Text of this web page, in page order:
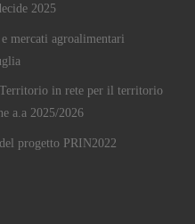
2025
mercati agroalimentari
in rete per il territorio
a.a 2025/2026
progetto PRIN2022